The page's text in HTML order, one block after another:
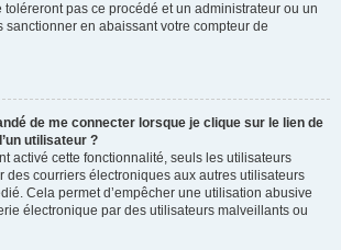
toléreront pas ce procédé et un administrateur ou un
sanctionner en abaissant votre compteur de
de me connecter lorsque je clique sur le lien de
utilisateur ?
activé cette fonctionnalité, seuls les utilisateurs
des courriers électroniques aux autres utilisateurs
Cela permet d’empêcher une utilisation abusive
électronique par des utilisateurs malveillants ou